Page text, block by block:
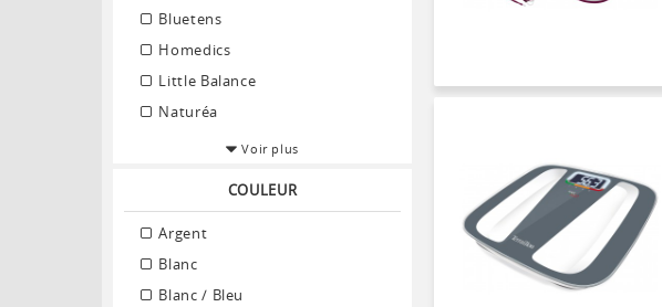
Bluetens
Homedics
Little Balance
Naturéa
Voir plus
COULEUR
Argent
Blanc
Blanc / Bleu